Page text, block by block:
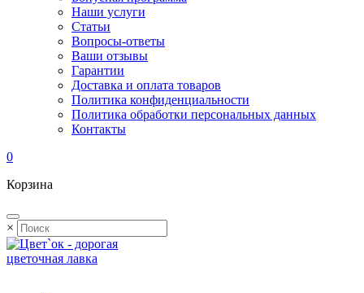
Наши услуги
Статьи
Вопросы-ответы
Ваши отзывы
Гарантии
Доставка и оплата товаров
Политика конфиденциальности
Политика обработки персональных данных
Контакты
0
Корзина
×